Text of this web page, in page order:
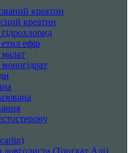
креатин
креатин
ефір
довголиста (Тонгкат Алі)